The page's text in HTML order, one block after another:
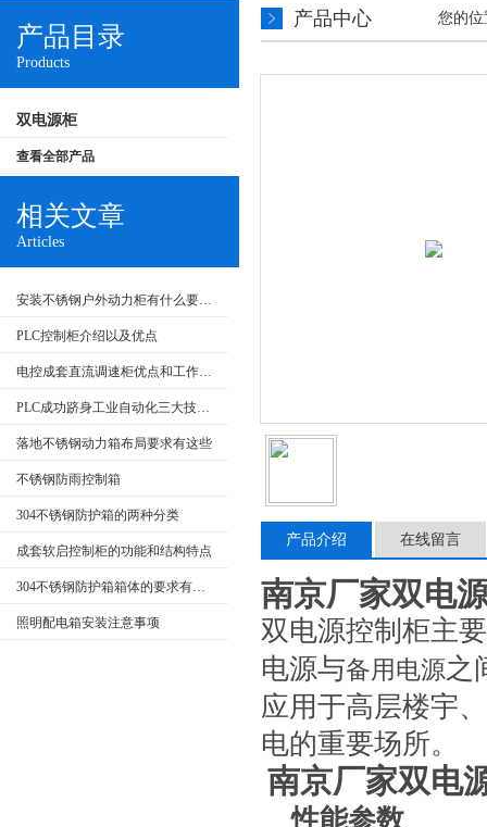
产品目录
Products
双电源柜
查看全部产品
相关文章
Articles
安装不锈钢户外动力柜有什么要求呢
PLC控制柜介绍以及优点
电控成套直流调速柜优点和工作原理
PLC成功跻身工业自动化三大技术支柱
落地不锈钢动力箱布局要求有这些
不锈钢防雨控制箱
304不锈钢防护箱的两种分类
成套软启控制柜的功能和结构特点
304不锈钢防护箱箱体的要求有哪些
照明配电箱安装注意事项
产品中心 您的位
产品介绍 在线留言
南京厂家双电
双电源控制柜主
电源与备用电源之
应用于高层楼宇
电的重要场所。
南京厂家双电
性能参数